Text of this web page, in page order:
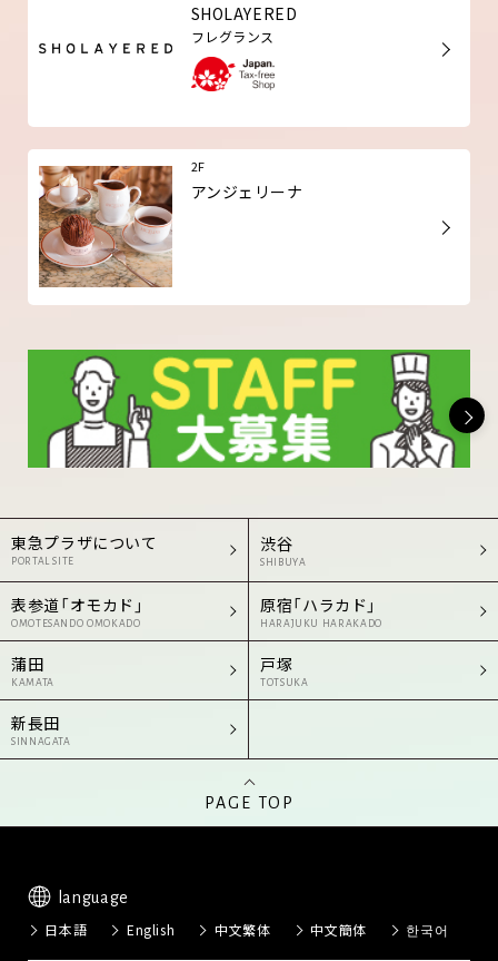
SHOLAYERED
フレグランス
2F
アンジェリーナ
東急プラザについて
PORTAL SITE
渋谷
SHIBUYA
表参道「オモカド」
OMOTESANDO OMOKADO
原宿「ハラカド」
HARAJUKU HARAKADO
蒲田
KAMATA
戸塚
TOTSUKA
新長田
SINNAGATA
PAGE TOP
language
日本語 English 中文繁体 中文簡体 한국어